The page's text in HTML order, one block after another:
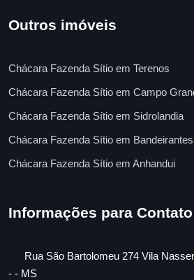
Outros imóveis
Chácara Fazenda Sítio em Terenos
Chácara Fazenda Sítio em Campo
Chácara Fazenda Sítio em Sidrolandia
Chácara Fazenda Sítio em Bandeirantes
Chácara Fazenda Sítio em Anhandui
Informações para Contato
Rua São Bartolomeu 274 Vila
- - MS